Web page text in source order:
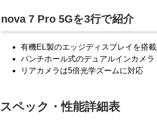
nova 7 Pro 5Gを3行で紹介
有機EL製のエッジディスプレイを搭載
パンチホール式のデュアルインカメラ
リアカメラは5倍光学ズームに対応
スペック・性能詳細表